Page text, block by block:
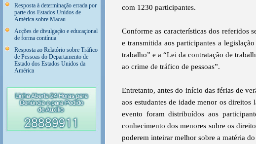
Resposta à determinação errada por
parte dos Estados Unidos de
América sobre Macau
Acções de divulgação e educaçional
de forma contínua
Resposta ao Relatório sobre Tráfico
de Pessoas do Departamento de
Estado dos Estados Unidos da
América
com 1230 participantes.
Conforme as características dos referidos
e transmitida aos participantes a
trabalho” e a “Lei da contratação de
ao crime de tráfico de pessoas”.
Entretanto, antes do início das férias de
aos estudantes de idade menor os direitos
evento foram distribuídos aos
conhecimento dos menores sobre os
poderem inteirar melhor sobre a matéria